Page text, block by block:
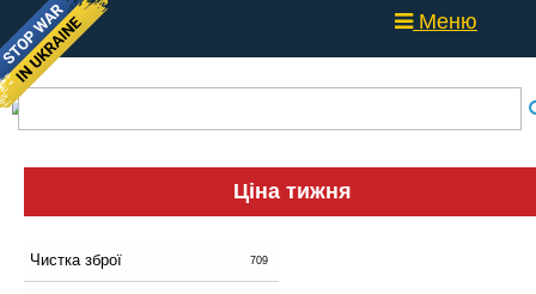
Меню
Ціна тижня
Чистка зброї 709